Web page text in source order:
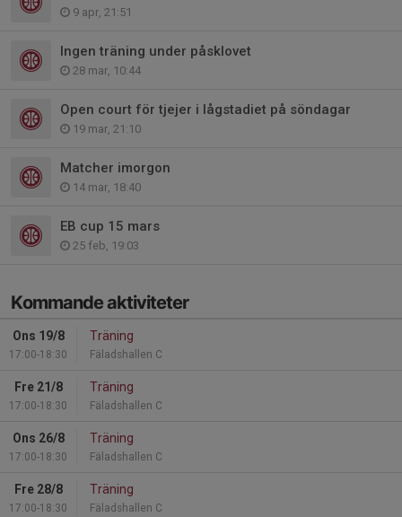
9 apr, 21:51
Ingen träning under påsklovet
28 mar, 10:44
Open court för tjejer i lågstadiet på söndagar
19 mar, 21:10
Matcher imorgon
14 mar, 18:40
EB cup 15 mars
25 feb, 19:03
Kommande aktiviteter
Ons 19/8
17:00-18:30
Träning
Fäladshallen C
Fre 21/8
17:00-18:30
Träning
Fäladshallen C
Ons 26/8
17:00-18:30
Träning
Fäladshallen C
Fre 28/8
17:00-18:30
Träning
Fäladshallen C